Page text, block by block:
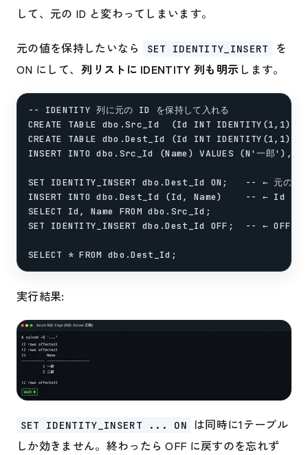
して、元の ID と変わってしまいます。
元の値を保持したいなら SET IDENTITY_INSERT
を
ON にして、 列リストに IDENTITY 列も明示 します。
-- IDENTITY 列に元の ID を保持して入れる
CREATE TABLE dbo.Src_Id  (Id INT IDENTITY(1,1)
CREATE TABLE dbo.Dest_Id (Id INT IDENTITY(1,1)
INSERT INTO dbo.Src_Id (Name) VALUES (N'一郎'),
SET IDENTITY_INSERT dbo.Dest_Id ON;   -- ← 元のIDを
INSERT INTO dbo.Dest_Id (Id, Name)    -- ← Id も列リ
SELECT Id, Name FROM dbo.Src_Id;
SET IDENTITY_INSERT dbo.Dest_Id OFF;  -- ← OFF に戻
実行結果:
SET IDENTITY_INSERT ... ON
は同時に1テーブル
しか効きません。終わったら OFF に戻すのを忘れず